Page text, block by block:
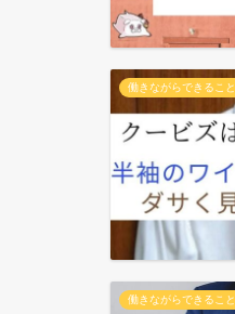
働きながらできること
働きながらできること